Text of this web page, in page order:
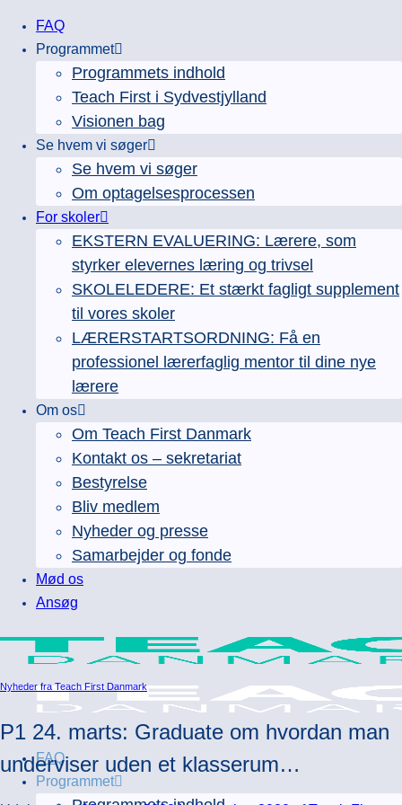
FortsætFAQ
Programmet
Programmets indhold
Teach First i Sydvestjylland
Visionen bag
Se hvem vi søger
Se hvem vi søger
Om optagelsesprocessen
For skoler
EKSTERN EVALUERING: Lærere, som
styrker elevernes læring og trivsel
SKOLELEDERE: Et stærkt fagligt supplement
til vores skoler
LÆRERSTARTSORDNING: Få en
professionel lærerfaglig mentor til dine nye
lærere
Om os
Om Teach First Danmark
Kontakt os – sekretariat
Bestyrelse
Bliv medlem
Nyheder og presse
Samarbejder og fonde
Mød os
Ansøg
FAQ
Programmet
Nyheder fra Teach First Danmark
P1 24. marts: Graduate om hvordan man
underviser uden et klasserum…